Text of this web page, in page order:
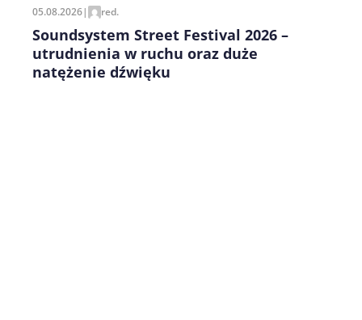
05.08.2026| red.
Soundsystem Street Festival 2026 –
utrudnienia w ruchu oraz duże
natężenie dźwięku